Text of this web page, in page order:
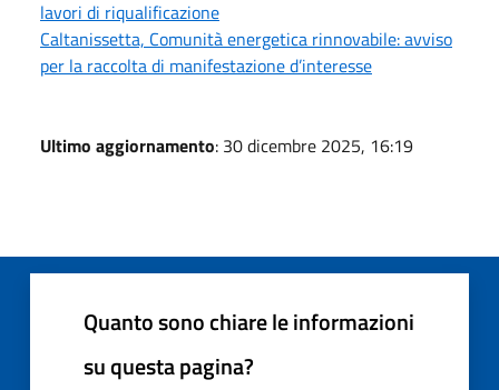
lavori di riqualificazione
Caltanissetta, Comunità energetica rinnovabile: avviso
per la raccolta di manifestazione d’interesse
Ultimo aggiornamento: 30 dicembre 2025, 16:19
Quanto sono chiare le informazioni
su questa pagina?